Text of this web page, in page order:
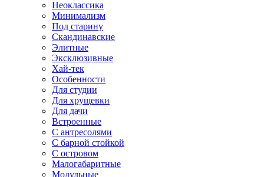
Неоклассика
Минимализм
Под старину
Скандинавские
Элитные
Эксклюзивные
Хай-тек
Особенности
Для студии
Для хрущевки
Для дачи
Встроенные
С антресолями
С барной стойкой
С островом
Малогабаритные
Модульные